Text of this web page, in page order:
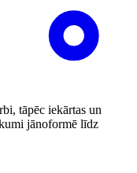
tāpēc iekārtas un
jānoformē līdz